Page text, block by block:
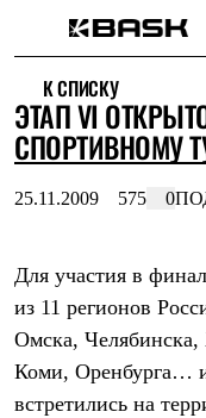
Интернет-магазин
Мужская одежда
Утепленная пухом
Куртки
Жилеты
Куртки
Брюки
Штормовая одежда
Куртки
Брюки
Софтшелл одежда
Куртки
К СПИСКУ
ЭТАП VI
СПОРТИВНОМУ
25.11.2009 575 0
Для участия в
из 11 регионов
Омска,
Коми, Оренбурга…
встретились на